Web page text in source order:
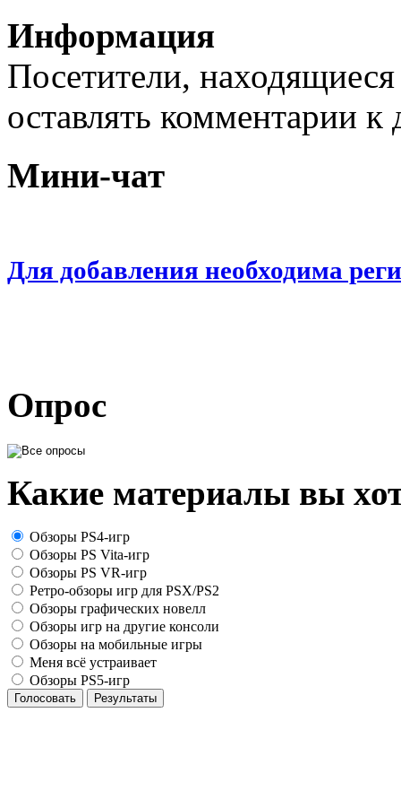
Информация
Посетители,
оставлять комментарии
Мини-чат
Для добавления необходима
Опрос
Какие материалы вы
Обзоры PS4-игр
Обзоры PS Vita-игр
Обзоры PS VR-игр
Ретро-обзоры игр для PSX/PS2
Обзоры графических новелл
Обзоры игр на другие консоли
Обзоры на мобильные игры
Меня всё устраивает
Обзоры PS5-игр
Голосовать Результаты